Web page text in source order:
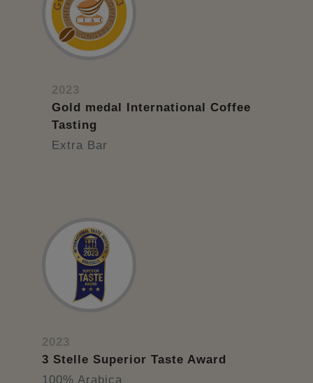
2023
Gold medal International Coffee
Tasting
Extra Bar
2023
3 Stelle Superior Taste Award
100% Arabica